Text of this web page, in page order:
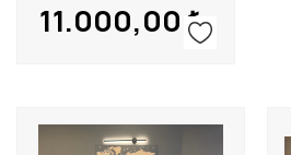
11.000,00 ₺